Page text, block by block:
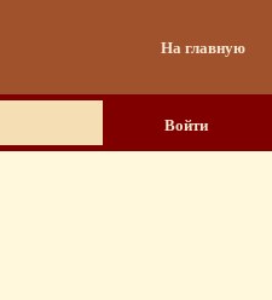
На главную
Войти